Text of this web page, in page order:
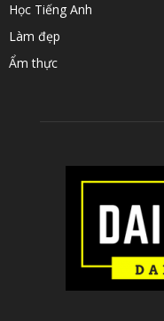
Học Tiếng Anh
Làm đẹp
Ẩm thực